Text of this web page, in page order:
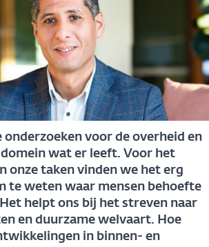
onderzoeken voor de overheid en
wat er leeft. Voor het
onze taken vinden we het erg
te weten waar mensen behoefte
helpt ons bij het streven naar
en duurzame welvaart. Hoe
in binnen- en